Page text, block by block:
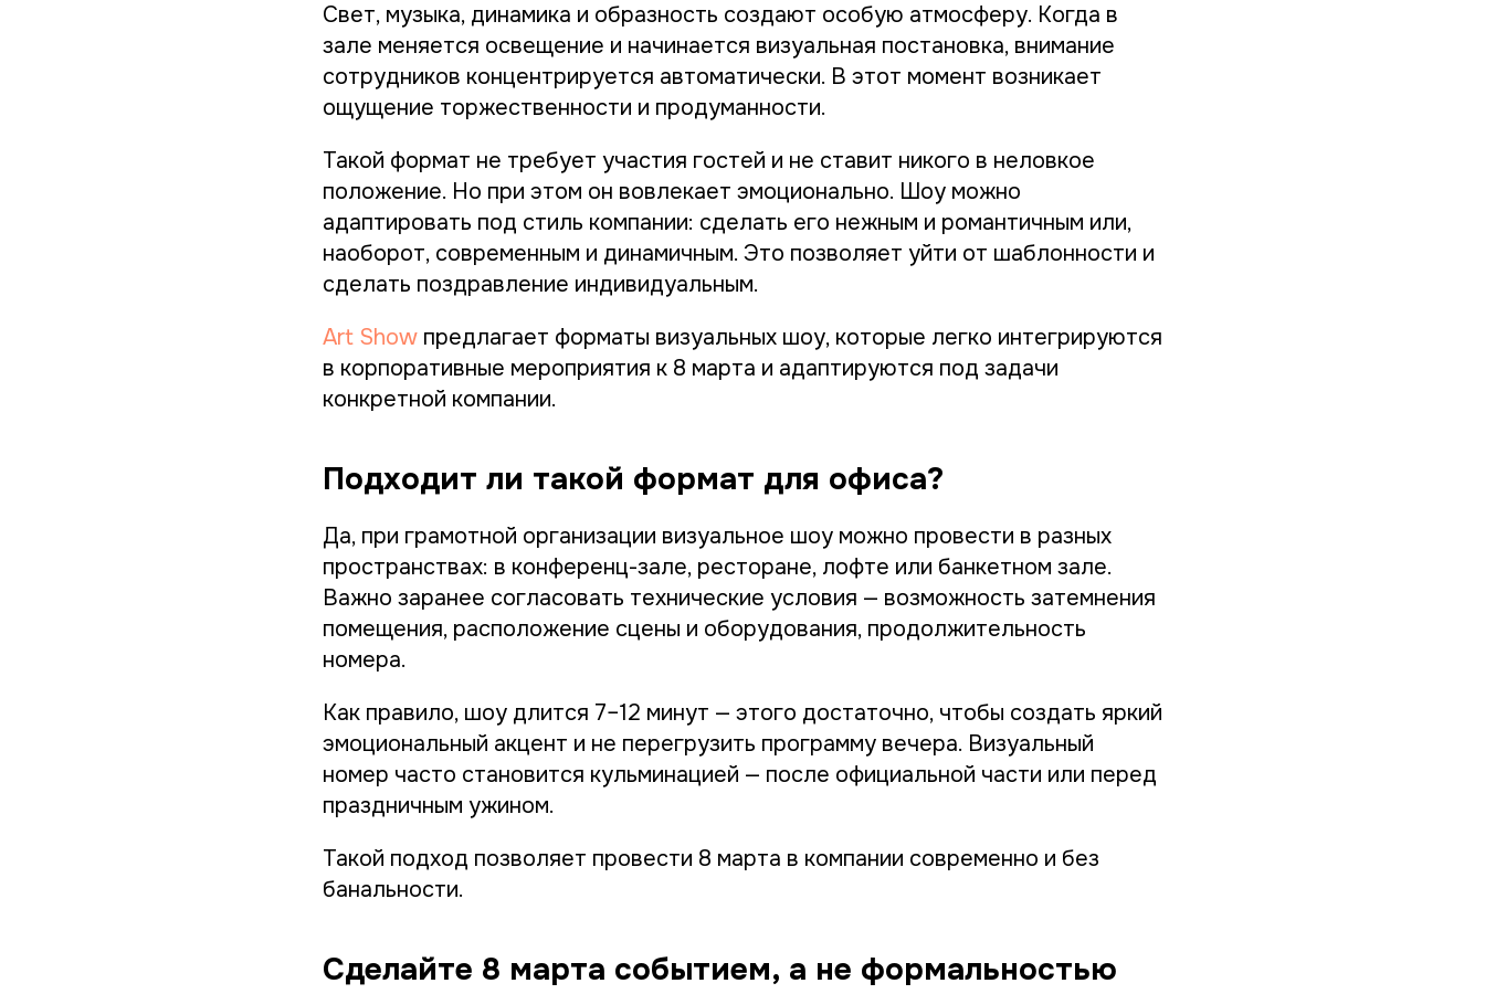
Свет, музыка, динамика и образность создают особую атмосферу. Когда в
зале меняется освещение и начинается визуальная постановка, внимание
сотрудников концентрируется автоматически. В этот момент возникает
ощущение торжественности и продуманности.
Такой формат не требует участия гостей и не ставит никого в неловкое
положение. Но при этом он вовлекает эмоционально. Шоу можно
адаптировать под стиль компании: сделать его нежным и романтичным или,
наоборот, современным и динамичным. Это позволяет уйти от шаблонности и
сделать поздравление индивидуальным.
Art Show предлагает форматы визуальных шоу, которые легко интегрируются
в корпоративные мероприятия к 8 марта и адаптируются под задачи
конкретной компании.
Подходит ли такой формат для офиса?
Да, при грамотной организации визуальное шоу можно провести в разных
пространствах: в конференц-зале, ресторане, лофте или банкетном зале.
Важно заранее согласовать технические условия — возможность затемнения
помещения, расположение сцены и оборудования, продолжительность
номера.
Как правило, шоу длится 7–12 минут — этого достаточно, чтобы создать яркий
эмоциональный акцент и не перегрузить программу вечера. Визуальный
номер часто становится кульминацией — после официальной части или перед
праздничным ужином.
Такой подход позволяет провести 8 марта в компании современно и без
банальности.
Сделайте 8 марта событием, а не формальностью